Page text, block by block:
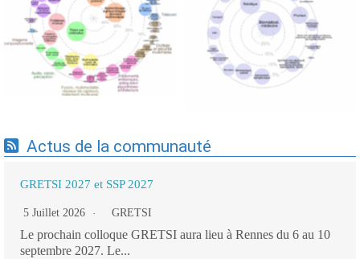
Expertises du GdR -
cartographie par Axes -
19/09/2025
Expertises du GdR -
cartographie par mots-clés
applicatifs - 19/09/2025
Actus de la communauté
GRETSI 2027 et SSP 2027
5 Juillet 2026 GRETSI
Le prochain colloque GRETSI aura lieu à Rennes du 6 au 10
septembre 2027. Le...